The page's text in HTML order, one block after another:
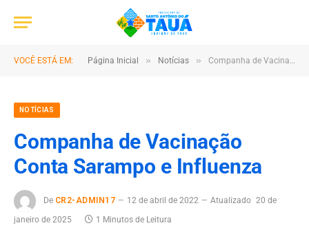
VOCÊ ESTÁ EM: Página Inicial » Notícias » Companha de Vacinação Conta Sarampo e Influenza
NOTÍCIAS
Companha de Vacinação
Conta Sarampo e Influenza
De CR2-ADMIN17 12 de abril de 2022 Atualizado 20 de
janeiro de 2025
1 Minutos de Leitura